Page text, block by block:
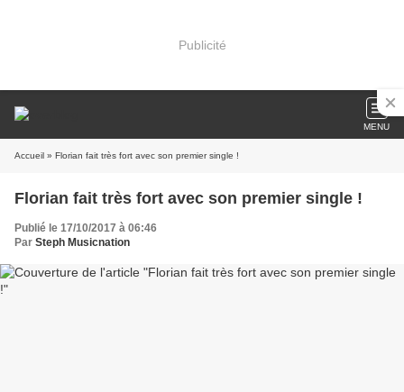
Publicité
MENU
Accueil » Florian fait très fort avec son premier single !
Florian fait très fort avec son premier single !
Publié le 17/10/2017 à 06:46
Par Steph Musicnation